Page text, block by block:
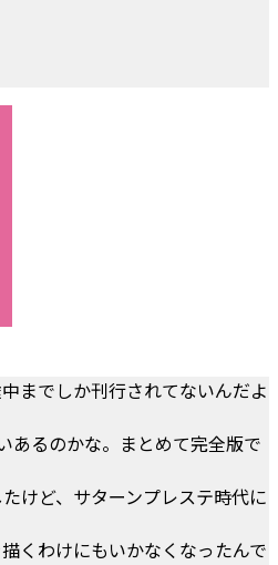
までしか刊行されてないんだよ
あるのかな。まとめて完全版で
けど、サターンプレステ時代に
くわけにもいかなくなったんで